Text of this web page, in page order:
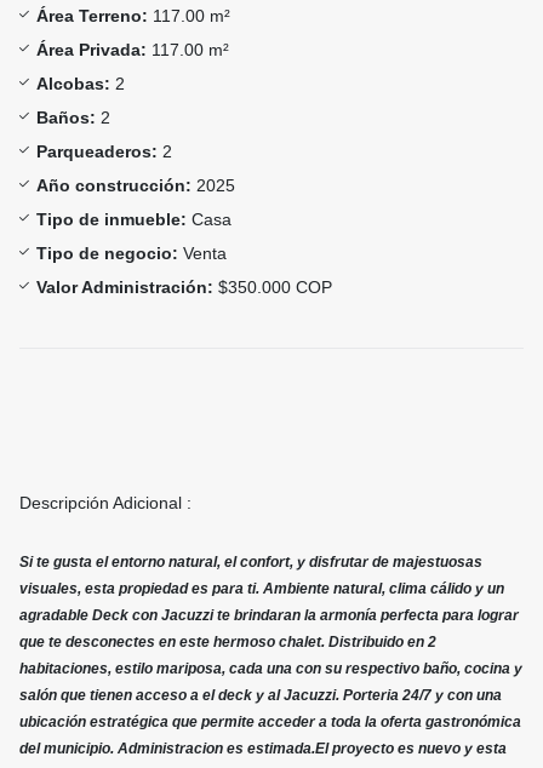
Área Terreno: 117.00 m²
Área Privada: 117.00 m²
Alcobas: 2
Baños: 2
Parqueaderos: 2
Año construcción: 2025
Tipo de inmueble: Casa
Tipo de negocio: Venta
Valor Administración: $350.000 COP
Descripción Adicional :
Si te gusta el entorno natural, el confort, y disfrutar de majestuosas
visuales, esta propiedad es para ti. Ambiente natural, clima cálido y un
agradable Deck con Jacuzzi te brindaran la armonía perfecta para lograr
que te desconectes en este hermoso chalet. Distribuido en 2
habitaciones, estilo mariposa, cada una con su respectivo baño, cocina y
salón que tienen acceso a el deck y al Jacuzzi. Porteria 24/7 y con una
ubicación estratégica que permite acceder a toda la oferta gastronómica
del municipio. Administracion es estimada.El proyecto es nuevo y esta